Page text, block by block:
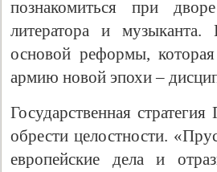
познакомиться при
литератора и музыканта.
основой реформы,
армию новой эпохи –
Государственная
обрести целостности.
европейские дела и